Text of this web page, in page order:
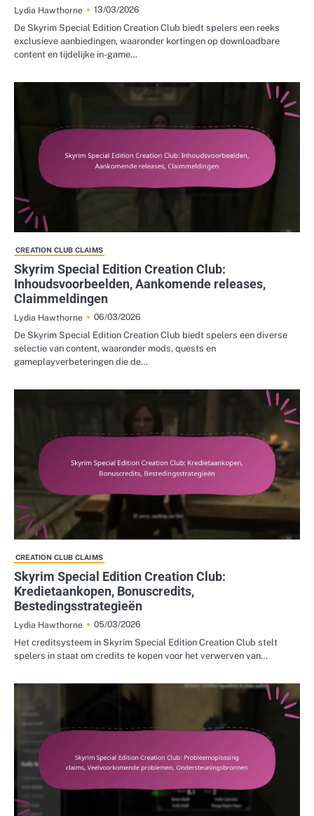
Lydia Hawthorne
13/03/2026
De Skyrim Special Edition Creation Club biedt spelers een reeks
exclusieve aanbiedingen, waaronder kortingen op downloadbare
content en tijdelijke in-game…
CREATION CLUB CLAIMS
Skyrim Special Edition Creation Club:
Inhoudsvoorbeelden, Aankomende releases,
Claimmeldingen
Lydia Hawthorne
06/03/2026
De Skyrim Special Edition Creation Club biedt spelers een diverse
selectie van content, waaronder mods, quests en
gameplayverbeteringen die de…
CREATION CLUB CLAIMS
Skyrim Special Edition Creation Club:
Kredietaankopen, Bonuscredits,
Bestedingsstrategieën
Lydia Hawthorne
05/03/2026
Het creditsysteem in Skyrim Special Edition Creation Club stelt
spelers in staat om credits te kopen voor het verwerven van…